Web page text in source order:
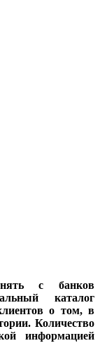
с банков
каталог
о том, в
Количество
информацией